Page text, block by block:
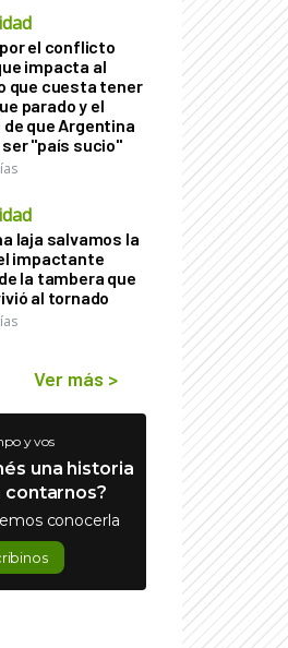
el conflicto
impacta al
que cuesta tener
parado y el
de que Argentina
ser "país sucio"
laja salvamos la
impactante
la tambera que
al tornado
Ver más >
y vos
una historia
contarnos?
conocerla